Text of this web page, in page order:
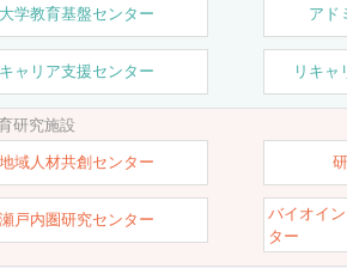
大学教育基盤センター アド
キャリア支援センター リキャ
研究施設
地域人材共創センター
瀬戸内圏研究センター
バイオイ
ター